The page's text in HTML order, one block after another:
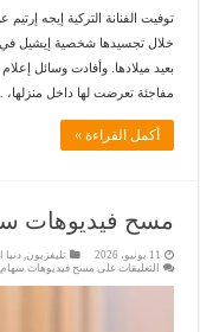
خلال تجسيدها شخصية إيشيل في
بعيد ميلادها. وأفادت وسائل
مفاجئة تعرضت لها داخل منزلها،
أكمل القراءة »
مسح فيديوهات
11 يونيو، 2026 تليفزيون ,دنيا
التعليقاتعلى مسح فيديوهات سهام